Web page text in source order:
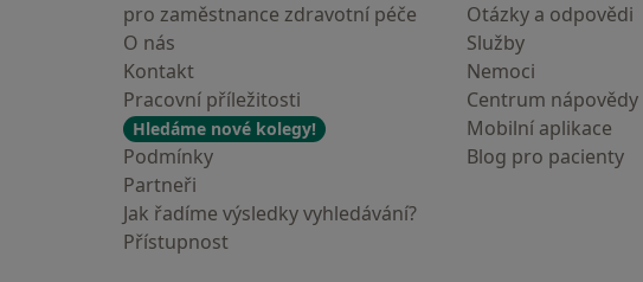
pro zaměstnance zdravotní péče
O nás
Kontakt
Pracovní příležitosti
Hledáme nové kolegy!
Podmínky
Partneři
Jak řadíme výsledky vyhledávání?
Přístupnost
Otázky a odpovědi
Služby
Nemoci
Centrum nápovědy
Mobilní aplikace
Blog pro pacienty